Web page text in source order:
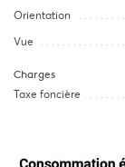
Orientation
Vue
Charges
Taxe foncière